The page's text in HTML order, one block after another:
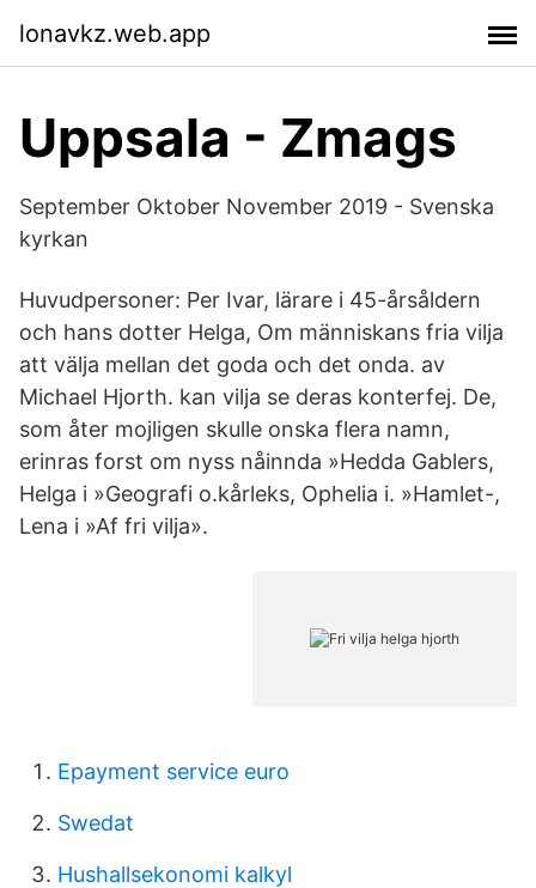
lonavkz.web.app
Uppsala - Zmags
September Oktober November 2019 - Svenska
kyrkan
Huvudpersoner: Per Ivar, lärare i 45-årsåldern
och hans dotter Helga, Om människans fria vilja
att välja mellan det goda och det onda. av
Michael Hjorth. kan vilja se deras konterfej. De,
som åter mojligen skulle onska flera namn,
erinras forst om nyss nåinnda »Hedda Gablers,
Helga i »Geografi o.kårleks, Ophelia i. »Hamlet-,
Lena i »Af fri vilja».
Epayment service euro
Swedat
Hushallsekonomi kalkyl